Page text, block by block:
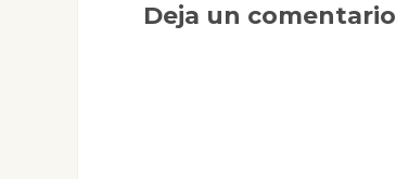
Deja un comentario